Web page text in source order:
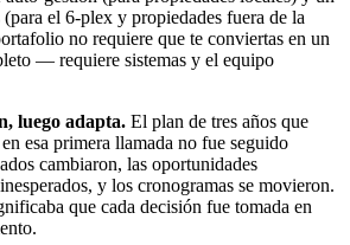
(para el 6-plex y propiedades fuera de la
no requiere que te conviertas en un
— requiere sistemas y el equipo
luego adapta. El plan de tres años que
esa primera llamada no fue seguido
cambiaron, las oportunidades
y los cronogramas se movieron.
que cada decisión fue tomada en